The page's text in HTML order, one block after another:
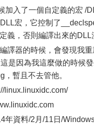
加入了一個自定義的宏 /
宏，它控制了
義，否則編譯出來的DLL
譯器的時候，會發現我
是因為我這麼做的時候
暫且不去管他。
linux.linuxidc.com/
年資料/2月/11日/